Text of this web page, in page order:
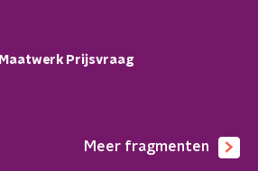
Maatwerk Prijsvraag
Meer fragmenten